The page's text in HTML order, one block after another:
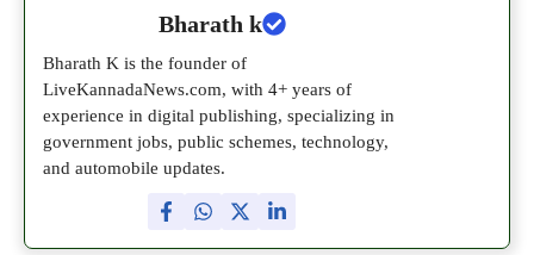
Bharath k
Bharath K is the founder of
LiveKannadaNews.com, with 4+ years of
experience in digital publishing, specializing in
government jobs, public schemes, technology,
and automobile updates.